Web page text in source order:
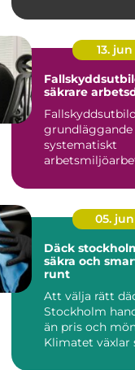
13. jun
säkrare
grundläggande
systematiskt
05. jun
Däck stockholm guide
säkra och
runt
Att välja rätt
Stockholm
än pris och
Klimatet växlar